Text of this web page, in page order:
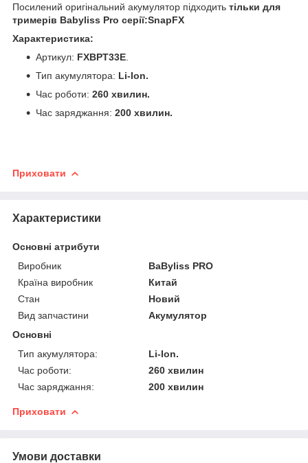
Посилений оригінальний акумулятор підходить тільки для
тримерів Babyliss Pro серії:SnapFX
Характеристика:
Артикул: FXBPT33E
Тип акумулятора: Li-Ion.
Час роботи: 260 хвилин.
Час заряджання: 200 хвилин.
Приховати
Характеристики
Основні атрибути
Виробник
BaByliss PRO
Країна виробник
Китай
Стан
Новий
Вид запчастини
Акумулятор
Основні
Тип акумулятора:
Li-Ion.
Час роботи:
260 хвилин
Час заряджання:
200 хвилин
Приховати
Умови доставки